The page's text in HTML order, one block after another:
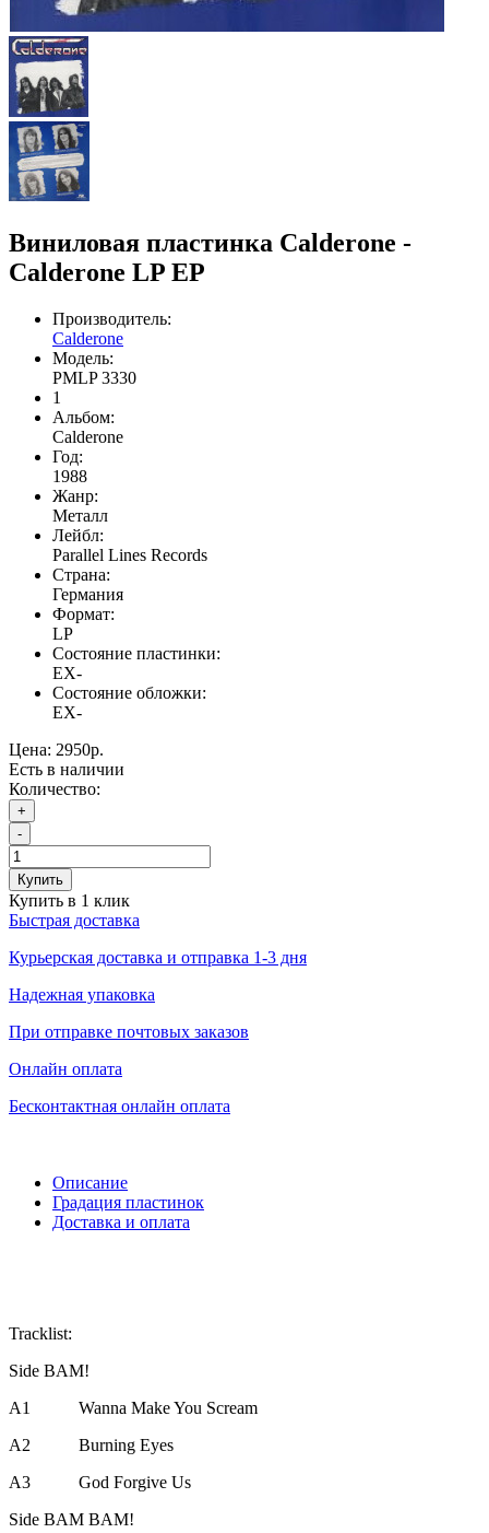
Виниловая пластинка Calderone -
Calderone LP EP
Производитель:
Calderone
Модель:
PMLP 3330
1
Альбом:
Calderone
Год:
1988
Жанр:
Meталл
Лейбл:
Parallel Lines Records
Страна:
Германия
Формат:
LP
Состояние пластинки:
EX-
Состояние обложки:
EX-
Цена: 2950р.
Есть в наличии
Количество:
+
-
Купить
Купить в 1 клик
Быстрая доставка
Курьерская доставка и отправка 1-3 дня
Надежная упаковка
При отправке почтовых заказов
Онлайн оплата
Бесконтактная онлайн оплата
Описание
Градация пластинок
Доставка и оплата
Tracklist:
Side BAM!
A1
Wanna Make You Scream
A2
Burning Eyes
A3
God Forgive Us
Side BAM BAM!